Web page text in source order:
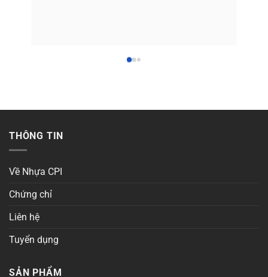
THÔNG TIN
Về Nhựa CPI
Chứng chỉ
Liên hệ
Tuyển dụng
SẢN PHẨM